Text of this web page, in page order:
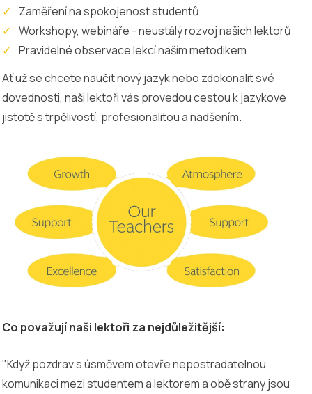
Zaměření na spokojenost studentů
Workshopy, webináře - neustálý rozvoj našich lektorů
Pravidelné observace lekcí naším metodikem
Ať už se chcete naučit nový jazyk nebo zdokonalit své
dovednosti, naši lektoři vás provedou cestou k jazykové
jistotě s trpělivostí, profesionalitou a nadšením.
Co považují naši lektoři za nejdůležitější:
"Když pozdrav s úsměvem otevře nepostradatelnou
komunikaci mezi studentem a lektorem a obě strany jsou